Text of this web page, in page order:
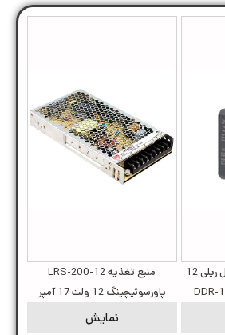
کانورتر DC به DC مین ول ریلی 12
منبع تغذیه LRS-200-12
پاورسوئیچینگ 12 ولت 17 آمپر
نمایش